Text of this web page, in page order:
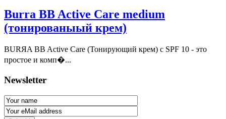
Burra BB Active Care medium
(тонированыый крем)
BURЯA BB Active Care (Тонирующий крем) с SPF 10 - это
простое и комп�...
Newsletter